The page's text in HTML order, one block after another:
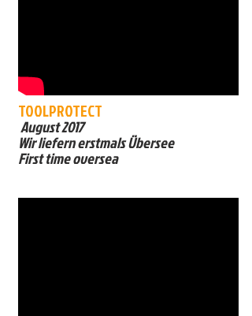
TOOLPROTECT
August 2017
Wir liefern erstmals Übersee
First time oversea